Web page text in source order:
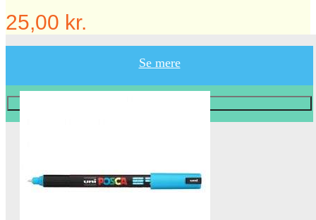
25,00 kr.
Se mere